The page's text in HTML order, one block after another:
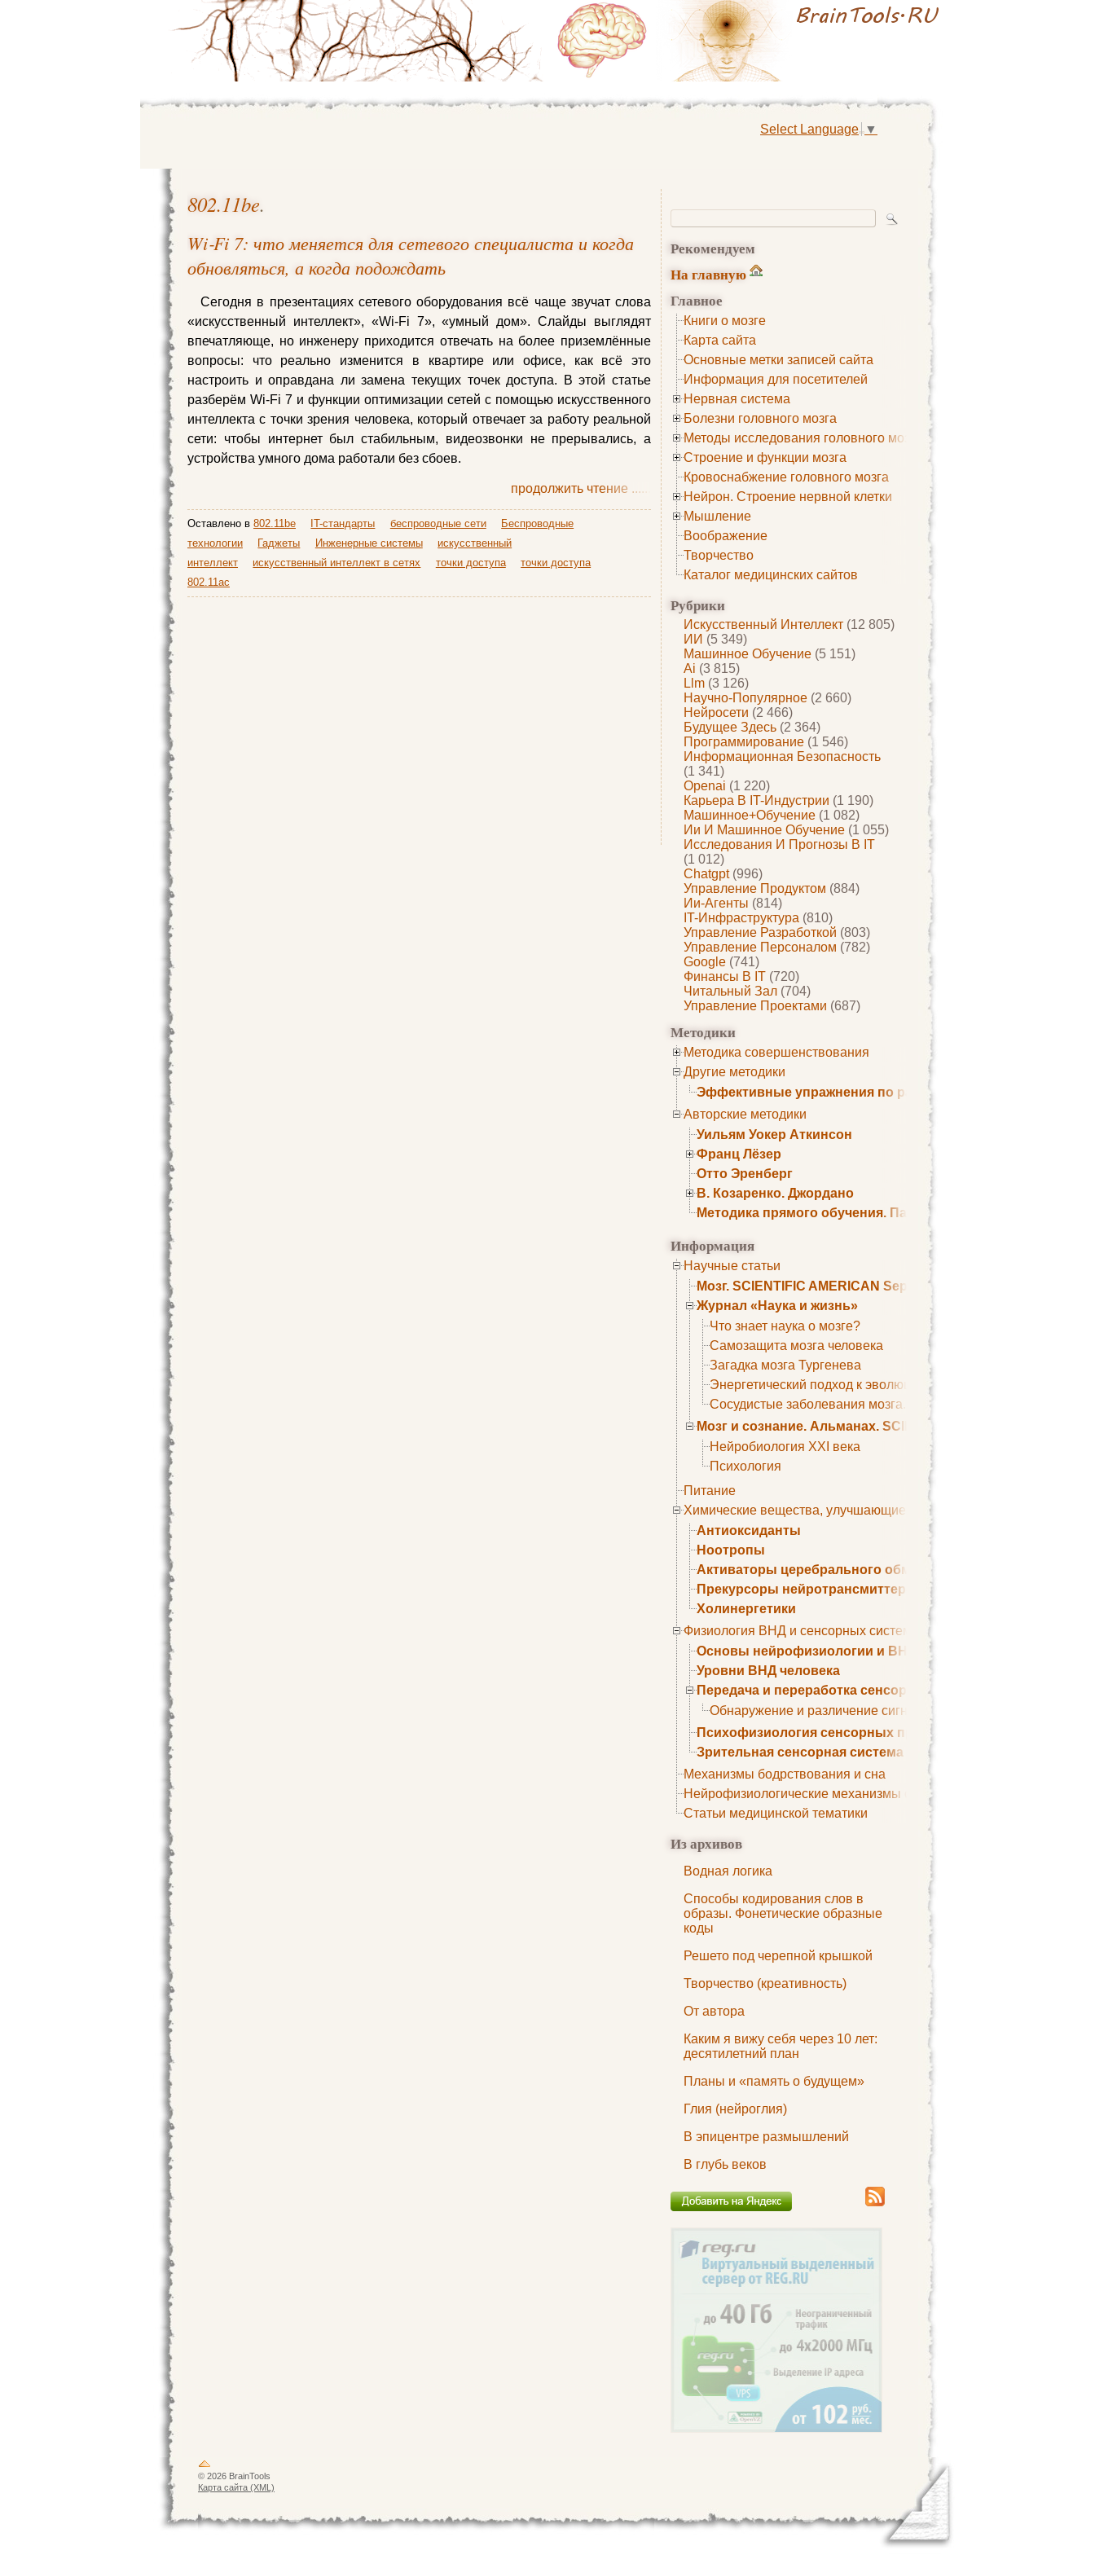
Select Language ▼
Рекомендуем
На главную
Главное
Книги о мозге
Карта сайта
Основные метки записей сайта
Информация для посетителей
Нервная система
Болезни головного мозга
Методы исследования головного мозга
Строение и функции мозга
Кровоснабжение головного мозга
Нейрон. Строение нервной клетки
Мышление
Воображение
Творчество
Каталог медицинских сайтов
Рубрики
Искусственный Интеллект (12 805)
ИИ (5 349)
Машинное Обучение (5 151)
Ai (3 815)
Llm (3 126)
Научно-Популярное (2 660)
Нейросети (2 466)
Будущее Здесь (2 364)
Программирование (1 546)
Информационная Безопасность
(1 341)
Openai (1 220)
Карьера В IT-Индустрии (1 190)
Машинное+обучение (1 082)
Ии И Машинное Обучение (1 055)
Исследования И Прогнозы В IT
(1 012)
Chatgpt(996)
Управление Продуктом (884)
Ии-Агенты (814)
IT-Инфраструктура (810)
Управление Разработкой (803)
Управление Персоналом (782)
Google (741)
Финансы В IT (720)
Читальный Зал (704)
Управление Проектами (687)
Методики
Методика совершенствования
Другие методики
Эффективные упражнения по развитию памяти
Авторские методики
Уильям Уокер Аткинсон
Франц Лёзер
Отто Эренберг
В. Козаренко. Джордано
Методика прямого обучения. Пауль Шелли
Информация
Научные статьи
Мозг. SCIENTIFIC AMERICAN September 1979
Журнал «Наука и жизнь»
Что знает наука о мозге?
Самозащита мозга человека
Загадка мозга Тургенева
Энергетический подход к эволюции мозга
Сосудистые заболевания мозга. Все может начаться с
Мозг и сознание. Альманах. SCIENTIFIC AMERICAN
Нейробиология XXI века
Психология
Питание
Химические вещества, улучшающие умственные способности
Антиоксиданты
Ноотропы
Активаторы церебрального обмена веществ
Прекурсоры нейротрансмиттеров
Холинергетики
Физиология ВНД и сенсорных систем
Основы нейрофизиологии и ВНД
Уровни ВНД человека
Передача и переработка сенсорных сигналов
Обнаружение и различение сигналов. Сенсорная рецепция
Психофизиология сенсорных процессов
Зрительная сенсорная система
Механизмы бодрствования и сна
Нейрофизиологические механизмы сна
Статьи медицинской тематики
Из архивов
Водная логика
Способы кодирования слов в
образы. Фонетические образные
коды
Решето под черепной крышкой
Творчество (креативность)
От автора
Каким я вижу себя через 10 лет:
десятилетний план
Планы и «память о будущем»
Глия (нейроглия)
В эпицентре размышлений
В глубь веков
802.11be.
Wi‑Fi 7: что меняется для сетевого специалиста и когда
обновляться, а когда подождать
Сегодня в презентациях сетевого оборудования всё чаще звучат слова
«искусственный интеллект», «Wi‑Fi 7», «умный дом». Слайды выглядят
впечатляюще, но инженеру приходится отвечать на более приземлённые
вопросы: что реально изменится в квартире или офисе, как всё это
настроить и оправдана ли замена текущих точек доступа. В этой статье
разберём Wi‑Fi 7 и функции оптимизации сетей с помощью искусственного
интеллекта с точки зрения человека, который отвечает за работу реальной
сети: чтобы интернет был стабильным, видеозвонки не прерывались, а
устройства умного дома работали без сбоев.
продолжить чтение ......
Оставлено в 802.11be IT-стандарты беспроводные сети
Беспроводные
технологии
Гаджеты Инженерные системы
искусственный
интеллект
искусственный интеллект в сетях точки доступа
точки доступа
802.11ас
© 2026 BrainTools
Карта сайта (XML)